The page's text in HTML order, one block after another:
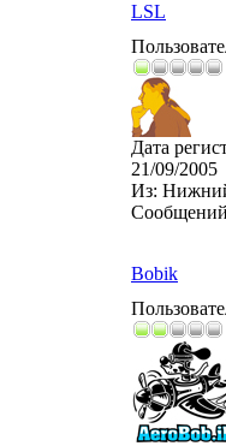
LSL
Дата
21/09/2005
Из:
Bobik